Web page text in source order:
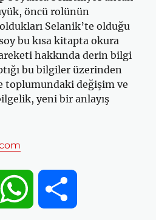
öncü rolünün
Selanik’te olduğu
bu kısa kitapta okura
hakkında derin bilgi
bu bilgiler üzerinden
toplumundaki değişim ve
yeni bir anlayış